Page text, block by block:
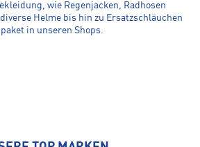
wie Regenjacken, Radhosen
Helme bis hin zu Ersatzschläuchen
in unseren Shops.